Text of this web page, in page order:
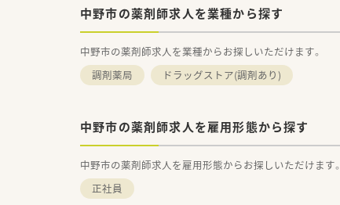
中野市の薬剤師求人を業種から探す
中野市の薬剤師求人を業種からお探しいただけます。
調剤薬局
ドラッグストア(調剤あり)
中野市の薬剤師求人を雇用形態から探す
中野市の薬剤師求人を雇用形態からお探しいただけます。
正社員